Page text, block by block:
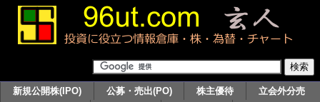
新規公開株(IPO) 公募・売出(PO) 株主優待
立会外分売